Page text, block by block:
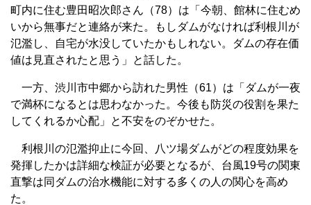
町内に住む豊田昭次郎さん（78）は「今朝、館林に住むめ
いから無事だと連絡が来た。もしダムがなければ利根川が
氾濫し、自宅が水没していたかもしれない。ダムの存在価
値は見直されたと思う」と話した。
一方、渋川市中郷から訪れた男性（61）は「ダムが一夜
で満杯になるとは思わなかった。今後も防災の役割を果た
してくれるか心配」と不安をのぞかせた。
利根川の氾濫抑止に今回、八ツ場ダムがどの程度効果を
発揮したかは詳細な検証が必要となるが、台風19号の関東
直撃は同ダムの治水機能に対する多くの人の関心を高め
た。